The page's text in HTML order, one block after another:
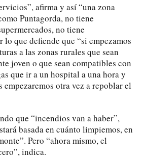
afirma y así “una zona
Puntagorda, no tiene
no tiene
que defiende que “si empezamos
a las zonas rurales que sean
joven o que sean compatibles con
que ir a un hospital a una hora y
empezaremos otra vez a repoblar el
que “incendios van a haber”,
basada en cuánto limpiemos, en
Pero “ahora mismo, el
indica.